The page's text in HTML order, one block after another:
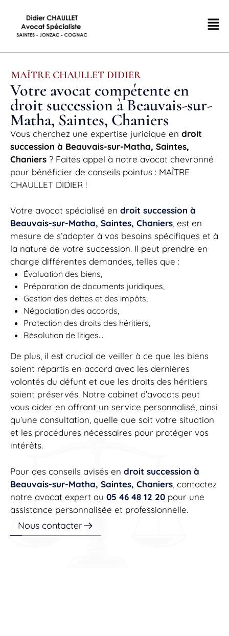
MAÎTRE CHAULLET DIDIER
Votre avocat compétente en
droit succession à Beauvais-sur-
Matha, Saintes, Chaniers
Vous cherchez une expertise juridique en droit
succession à Beauvais-sur-Matha, Saintes,
Chaniers ? Faites appel à notre avocat chevronné
pour bénéficier de conseils pointus : MAÎTRE
CHAULLET DIDIER !
Votre avocat spécialisé en droit succession à
Beauvais-sur-Matha, Saintes, Chaniers , est en
mesure de s’adapter à vos besoins spécifiques et à
la nature de votre succession. Il peut prendre en
charge différentes demandes, telles que :
Évaluation des biens,
Préparation de documents juridiques,
Gestion des dettes et des impôts,
Négociation des accords,
Protection des droits des héritiers,
Résolution de litiges…
De plus, il est crucial de veiller à ce que les biens
soient répartis en accord avec les dernières
volontés du défunt et que les droits des héritiers
soient préservés. Notre cabinet d’avocats peut
vous aider en offrant un service personnalisé, ainsi
qu’une consultation, quelle que soit votre situation
et les procédures nécessaires pour protéger vos
intérêts.
Pour des conseils avisés en droit succession à
Beauvais-sur-Matha, Saintes, Chaniers , contactez
notre avocat expert au 05 46 48 12 20 pour une
assistance personnalisée et professionnelle.
Nous contacter